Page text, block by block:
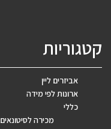
קטגוריות
אביזרים ליין
ארונות לפי מידה
כללי
מכירה לסיטונאים